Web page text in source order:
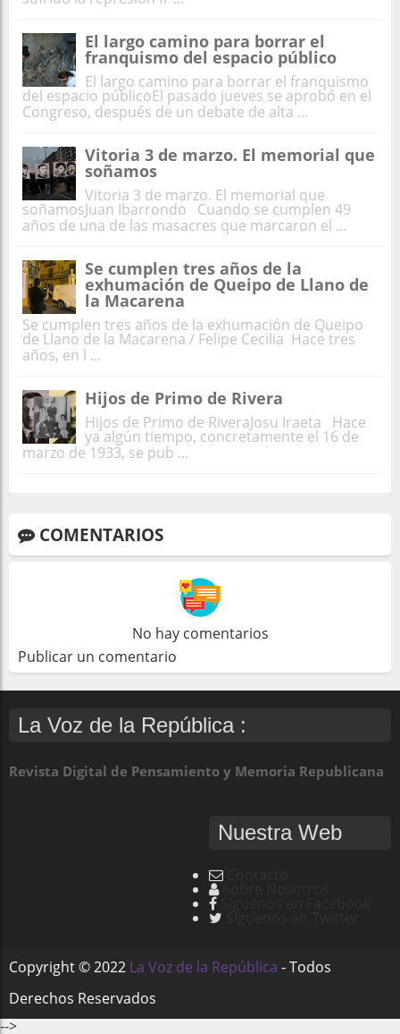
El largo camino para borrar el
franquismo del espacio público
El largo camino para borrar el franquismo
del espacio públicoEl pasado jueves se aprobó en el
Congreso, después de un debate de alta ...
Vitoria 3 de marzo. El memorial que
soñamos
Vitoria 3 de marzo. El memorial que
soñamosJuan Ibarrondo Cuando se cumplen 49
años de una de las masacres que marcaron el ...
Se cumplen tres años de la
exhumación de Queipo de Llano de
la Macarena
Se cumplen tres años de la exhumación de Queipo
de Llano de la Macarena / Felipe Cecilia Hace tres
años, en l ...
Hijos de Primo de Rivera
Hijos de Primo de RiveraJosu Iraeta Hace
ya algún tiempo, concretamente el 16 de
marzo de 1933, se pub ...
COMENTARIOS
No hay comentarios
Publicar un comentario
La Voz de la República :
Revista Digital de Pensamiento y Memoria Republicana
Nuestra Web
Copyright ©2022 La Voz de la República - Todos
Derechos Reservados
-->